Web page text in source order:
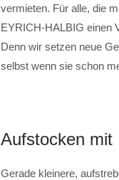
vermieten. Für alle, die
EYRICH-HALBIG einen
Denn wir setzen neue
selbst wenn sie schon
Aufstocken mit
Gerade kleinere,